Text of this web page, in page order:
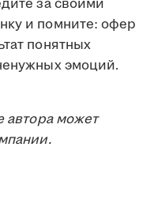
за своими
и помните: офер
понятных
эмоций.
автора может